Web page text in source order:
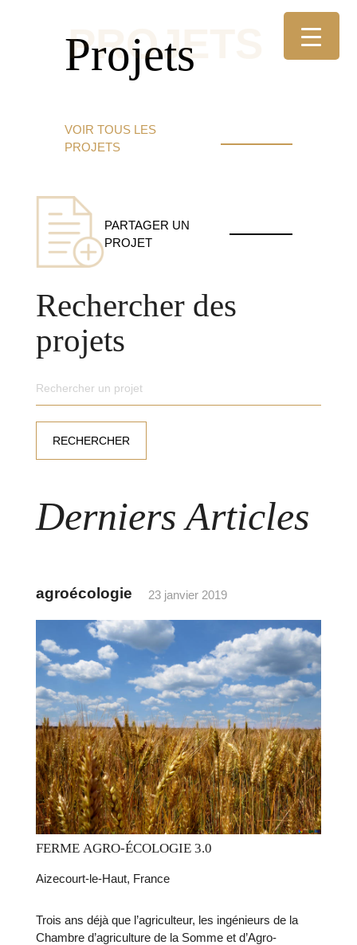
Projets
VOIR TOUS LES
PROJETS
PARTAGER UN
PROJET
Rechercher des
projets
Derniers Articles
23 janvier 2019
agroécologie
FERME AGRO-ÉCOLOGIE 3.0
Aizecourt-le-Haut, France
Trois ans déjà que l’agriculteur, les ingénieurs de la
Chambre d’agriculture de la Somme et d’Agro-